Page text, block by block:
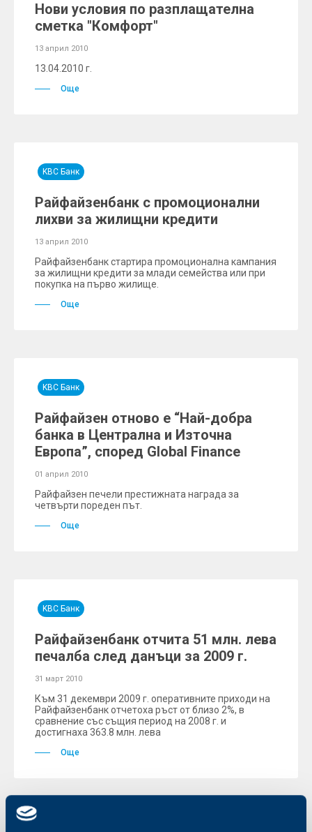
Нови условия по разплащателна
сметка "Комфорт"
13 април 2010
13.04.2010 г.
Още
KBC Банк
Райфайзенбанк с промоционални
лихви за жилищни кредити
13 април 2010
Райфайзенбанк стартира промоционална кампания
за жилищни кредити за млади семейства или при
покупка на първо жилище.
Още
KBC Банк
Райфайзен отново е “Най-добра
банка в Централна и Източна
Европа”, според Global Finance
01 април 2010
Райфайзен печели престижната награда за
четвърти пореден път.
Още
KBC Банк
Райфайзенбанк отчита 51 млн. лева
печалба след данъци за 2009 г.
31 март 2010
Към 31 декември 2009 г. оперативните приходи на
Райфайзенбанк отчетоха ръст от близо 2%, в
сравнение със същия период на 2008 г. и
достигнаха 363.8 млн. лева
Още